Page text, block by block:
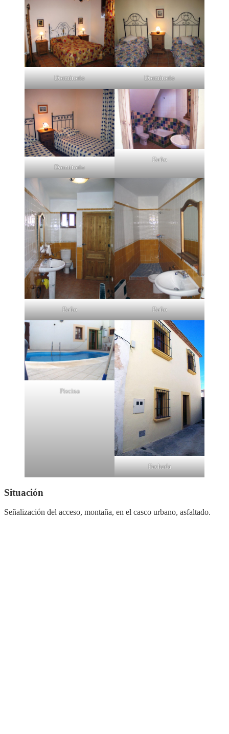
Dormitorio Dormitorio
Dormitorio
Baño
Baño Baño
Piscina
Fachada
Situación
Señalización del acceso, montaña, en el casco urbano, asfaltado.